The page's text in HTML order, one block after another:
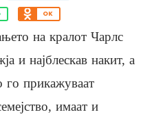
OK
на кралот Чарлс
и најблескав накит, а
го прикажуваат
имаат и